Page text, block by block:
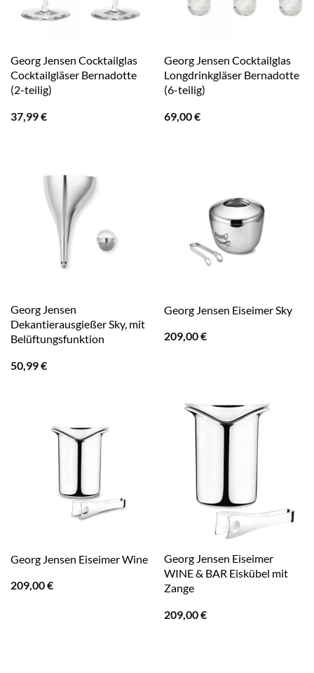
Georg Jensen Cocktailglas
Cocktailgläser Bernadotte
(2-teilig)
37,99€
Georg Jensen Cocktailglas
Longdrinkgläser Bernadotte
(6-teilig)
69,00€
Georg Jensen
Dekantierausgießer Sky, mit
Belüftungsfunktion
50,99€
Georg Jensen Eiseimer Sky
209,00€
Georg Jensen Eiseimer Wine
209,00€
Georg Jensen Eiseimer
WINE & BAR Eiskübel mit
Zange
209,00€